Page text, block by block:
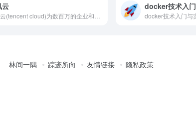
云 docker技术入
docker技术入门与
林间一隅 踪迹所向 友情链接 隐私政策